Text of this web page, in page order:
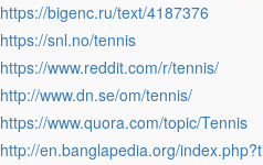
https://bigenc.ru/text/4187376
https://snl.no/tennis
https://www.reddit.com/r/tennis/
http://www.dn.se/om/tennis/
https://www.quora.com/topic/Tennis
http://en.banglapedia.org/